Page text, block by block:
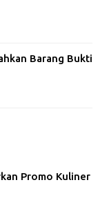
Barang Bukti
Promo Kuliner